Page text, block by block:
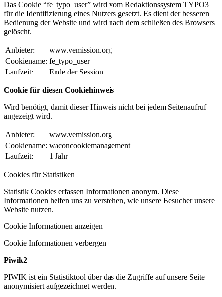
Das Cookie “fe_typo_user” wird vom Redaktionssystem TYPO3
für die Identifizierung eines Nutzers gesetzt. Es dient der besseren
Bedienung der Website und wird nach dem schließen des Browsers
gelöscht.
Anbieter:
www.vemission.org
Cookiename: fe_typo_user
Laufzeit:
Ende der Session
Cookie für diesen Cookiehinweis
Wird benötigt, damit dieser Hinweis nicht bei jedem Seitenaufruf
angezeigt wird.
Anbieter:
www.vemission.org
Cookiename: waconcookiemanagement
Laufzeit:
1 Jahr
Cookies für Statistiken
Statistik Cookies erfassen Informationen anonym. Diese
Informationen helfen uns zu verstehen, wie unsere Besucher unsere
Website nutzen.
Cookie Informationen anzeigen
Cookie Informationen verbergen
Piwik2
PIWIK ist ein Statistiktool über das die Zugriffe auf unsere Seite
anonymisiert aufgezeichnet werden.